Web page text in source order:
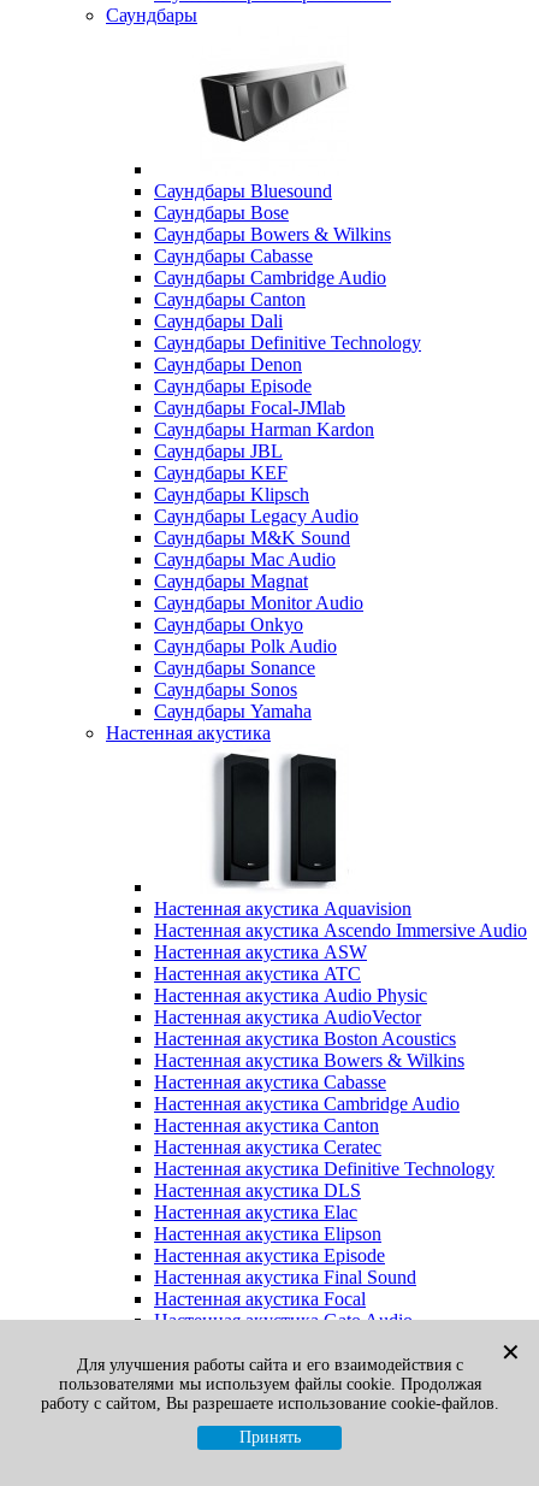
Саундбары
Саундбары Bluesound
Саундбары Bose
Саундбары Bowers & Wilkins
Саундбары Cabasse
Саундбары Cambridge Audio
Саундбары Canton
Саундбары Dali
Саундбары Definitive Technology
Саундбары Denon
Саундбары Episode
Саундбары Focal-JMlab
Саундбары Harman Kardon
Саундбары JBL
Саундбары KEF
Саундбары Klipsch
Саундбары Legacy Audio
Саундбары M&K Sound
Саундбары Mac Audio
Саундбары Magnat
Саундбары Monitor Audio
Саундбары Onkyo
Саундбары Polk Audio
Саундбары Sonance
Саундбары Sonos
Саундбары Yamaha
Настенная акустика
Настенная акустика Aquavision
Настенная акустика Ascendo Immersive Audio
Настенная акустика ASW
Настенная акустика ATC
Настенная акустика Audio Physic
Настенная акустика AudioVector
Настенная акустика Boston Acoustics
Настенная акустика Bowers & Wilkins
Настенная акустика Cabasse
Настенная акустика Cambridge Audio
Настенная акустика Canton
Настенная акустика Ceratec
Настенная акустика Definitive Technology
Настенная акустика DLS
Настенная акустика Elac
Настенная акустика Elipson
Настенная акустика Episode
Настенная акустика Final Sound
Настенная акустика Focal
Настенная акустика Gato Audio
Настенная акустика Jamo
Настенная акустика KEF
Настенная акустика Klipsch
Настенная акустика Legacy
Настенная акустика M&K Sound
✕
Для улучшения работы сайта и его взаимодействия с
пользователями мы используем файлы cookie. Продолжая
работу с сайтом, Вы разрешаете использование cookie-файлов.
Принять